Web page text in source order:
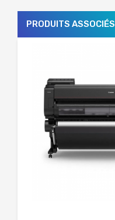
PRODUITS ASSOCIÉS